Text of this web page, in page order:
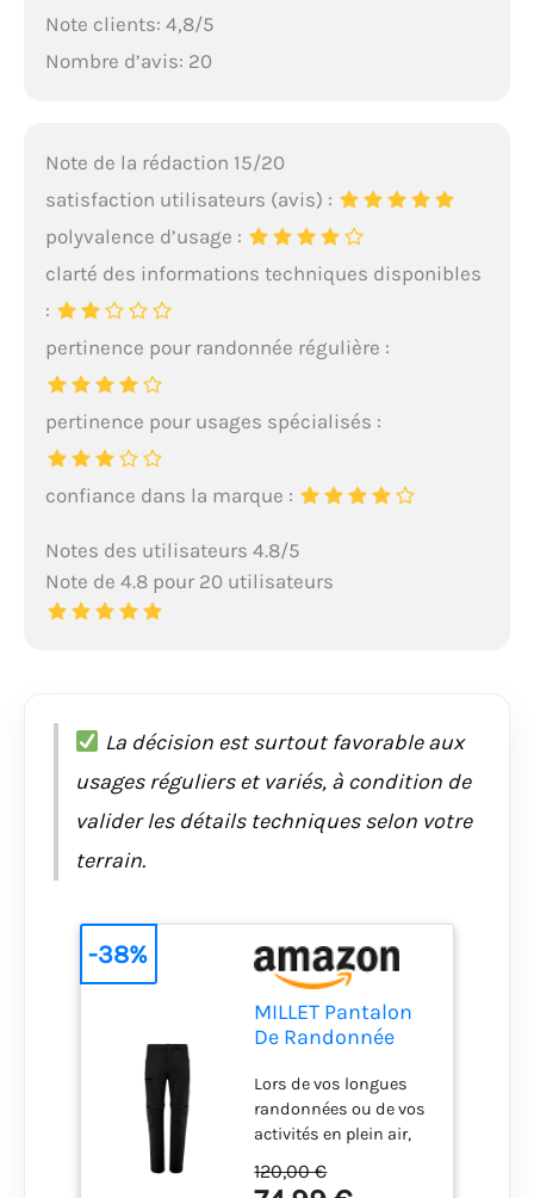
Note clients: 4,8/5
Nombre d’avis: 20
Note de la rédaction 15/20
satisfaction utilisateurs (avis) :
polyvalence d’usage :
clarté des informations techniques disponibles
:
pertinence pour randonnée régulière :
pertinence pour usages spécialisés :
confiance dans la marque :
Notes des utilisateurs 4.8/5
Note de 4.8 pour 20 utilisateurs
La décision est surtout favorable aux
usages réguliers et variés, à condition de
valider les détails techniques selon votre
terrain.
MILLET Pantalon
De Randonnée
Homme
Lors de vos longues
randonnées ou de vos
activités en plein air,
convertible en short
120,00 €
-38%